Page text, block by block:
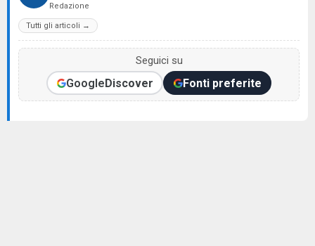
Redazione
Tutti gli articoli →
Seguici su
GoogleDiscover Fonti preferite